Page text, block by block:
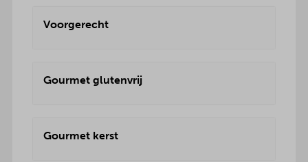
Voorgerecht
Gourmet glutenvrij
Gourmet kerst